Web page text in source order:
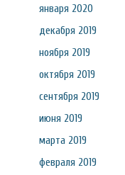
января 2020
декабря 2019
ноября 2019
октября 2019
сентября 2019
июня 2019
марта 2019
февраля 2019